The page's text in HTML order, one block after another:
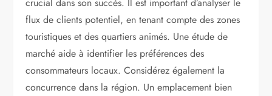
flux de clients potentiel, en tenant compte des zones
touristiques et des quartiers animés. Une étude de
marché aide à identifier les préférences des
consommateurs locaux. Considérez également la
concurrence dans la région. Un emplacement bien